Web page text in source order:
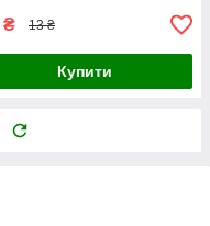
₴ 13 ₴
Купити